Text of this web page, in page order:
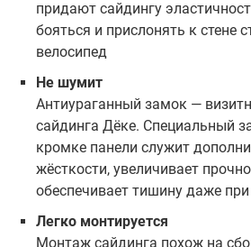
придают сайдингу
бояться и прислонять к стене
велосипед
Не шумит
Антиураганный замок —
сайдинга Дёке. Специальный
кромке панели служит
жёсткости, увеличивает
обеспечивает тишину даже
Легко монтируется
Монтаж сайдинга похож на